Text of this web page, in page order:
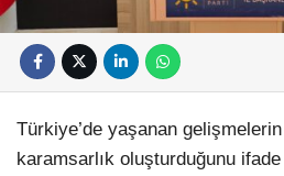
Türkiye’de yaşanan
karamsarlık oluşturduğunu ifade